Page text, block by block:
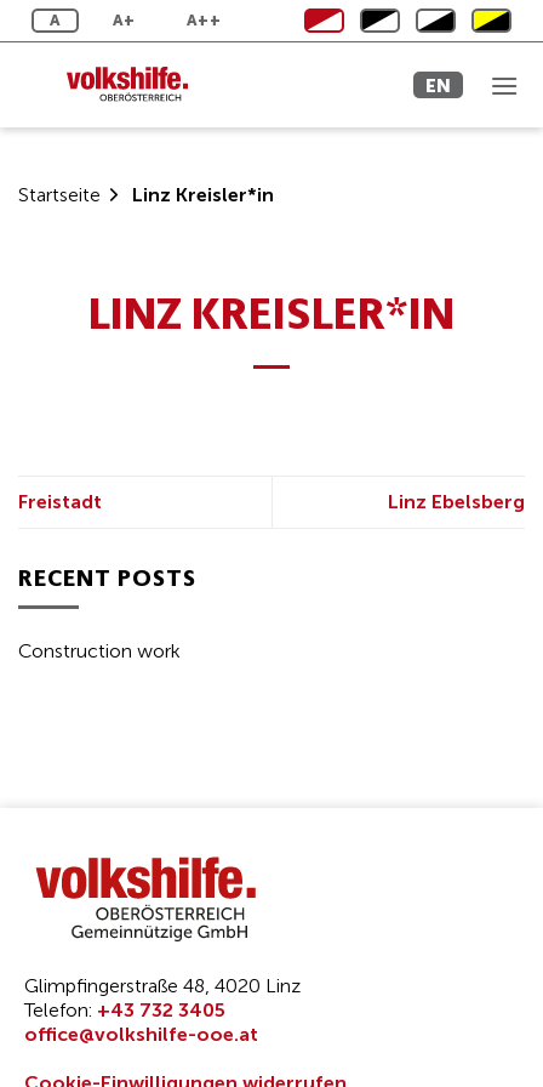
Skip
to
A A+ A++
EN
Startseite Linz Kreisler*in
LINZ KREISLER*IN
Freistadt Linz Ebelsberg
RECENT POSTS
Construction work
Glimpfingerstraße 48, 4020 Linz
Telefon: +43 732 3405
office@volkshilfe-ooe.at
Cookie-Einwilligungen widerrufen